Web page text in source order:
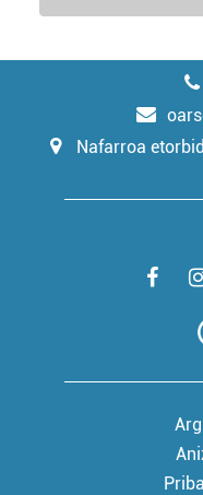
Nafarroa